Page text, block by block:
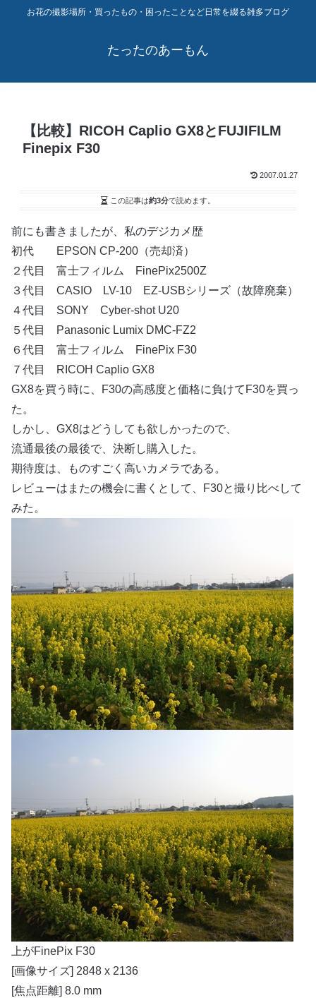
お花の撮影場所・買ったもの・困ったことなど日常を綴る雑多ブログ
たったのあーもん
【比較】RICOH Caplio GX8とFUJIFILM
Finepix F30
2007.01.27
この記事は約3分で読めます。
前にも書きましたが、私のデジカメ歴
初代 EPSON CP-200（売却済）
２代目 富士フィルム FinePix2500Z
３代目 CASIO LV-10 EZ-USBシリーズ（故障廃棄）
４代目 SONY Cyber-shot U20
５代目 Panasonic Lumix DMC-FZ2
６代目 富士フィルム FinePix F30
７代目 RICOH Caplio GX8
GX8を買う時に、F30の高感度と価格に負けてF30を買っ
た。
しかし、GX8はどうしても欲しかったので、
流通最後の最後で、決断し購入した。
期待度は、ものすごく高いカメラである。
レビューはまたの機会に書くとして、F30と撮り比べして
みた。
上がFinePix F30
[画像サイズ] 2848 x 2136
[焦点距離] 8.0 mm